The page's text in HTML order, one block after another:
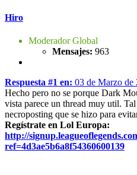
Hiro
Moderador Global
Mensajes: 963
Respuesta #1 en: 03 de Marzo de
Hecho pero no se porque Dark
vista parece un thread muy util.
necroposting que se hizo para
Regístrate en Lol Europa:
http://
ref=4d3ae5b6a8f54360600139